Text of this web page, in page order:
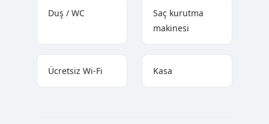
Duş / WC
Saç kurutma
makinesi
Ücretsiz Wi-Fi Kasa